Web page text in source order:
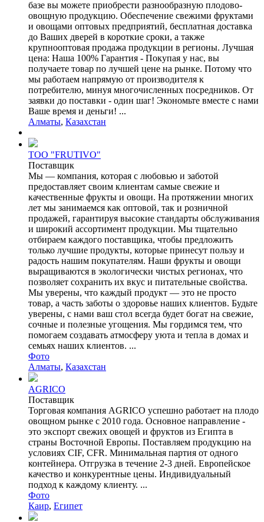
базе вы можете приобрести разнообразную плодово-
овощную продукцию. Обеспечение свежими фруктами
и овощами оптовых предприятий, бесплатная доставка
до Ваших дверей в короткие сроки, а также
крупнооптовая продажа продукции в регионы. Лучшая
цена: Наша 100% Гарантия - Покупая у нас, вы
получаете товар по лучшей цене на рынке. Потому что
мы работаем напрямую от производителя к
потребителю, минуя многочисленных посредников. От
заявки до поставки - один шаг! Экономьте вместе с нами
Ваше время и деньги! ...
Алматы, Казахстан
ТОО "FRUTIVO"
Поставщик
Мы — компания, которая с любовью и заботой
предоставляет своим клиентам самые свежие и
качественные фрукты и овощи. На протяжении многих
лет мы занимаемся как оптовой, так и розничной
продажей, гарантируя высокие стандарты обслуживания
и широкий ассортимент продукции. Мы тщательно
отбираем каждого поставщика, чтобы предложить
только лучшие продукты, которые принесут пользу и
радость нашим покупателям. Наши фрукты и овощи
выращиваются в экологически чистых регионах, что
позволяет сохранить их вкус и питательные свойства.
Мы уверены, что каждый продукт — это не просто
товар, а часть заботы о здоровье наших клиентов. Будьте
уверены, с нами ваш стол всегда будет богат на свежие,
сочные и полезные угощения. Мы гордимся тем, что
помогаем создавать атмосферу уюта и тепла в домах и
семьях наших клиентов. ...
Фото
Алматы, Казахстан
AGRICO
Поставщик
Торговая компания AGRICO успешно работает на плодо
овощном рынке с 2010 года. Основное направление -
это экспорт свежих овощей и фруктов из Египта в
страны Восточной Европы. Поставляем продукцию на
условиях CIF, CFR. Минимальная партия от одного
контейнера. Отгрузка в течение 2-3 дней. Европейское
качество и конкурентные цены. Индивидуальный
подход к каждому клиенту. ...
Фото
Каир, Египет